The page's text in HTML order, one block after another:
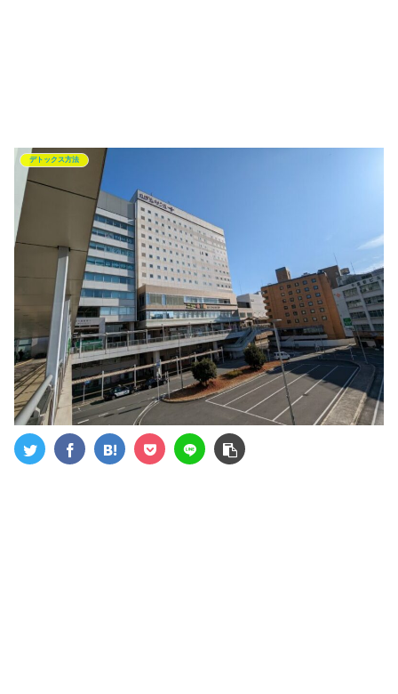
デトックス方法